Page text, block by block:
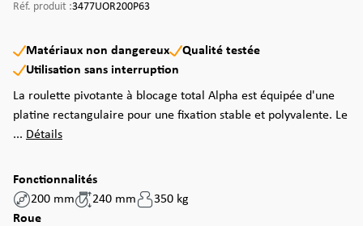
Réf. produit :3477UOR200P63
Matériaux non dangereux
Qualité testée
Utilisation sans interruption
La roulette pivotante à blocage total Alpha est équipée d'une
platine rectangulaire pour une fixation stable et polyvalente. Le
... Détails
Fonctionnalités
200 mm
240 mm
350 kg
Sélectionnez
Roue